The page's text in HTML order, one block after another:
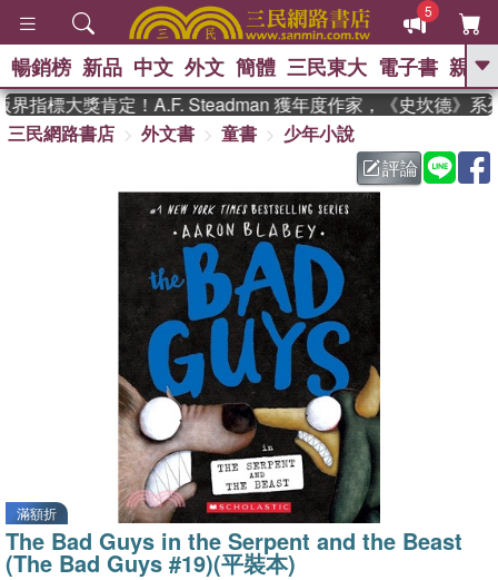
5
GO
熱搜： 東野圭吾 、
父親節 、 如果歷
暑期推薦 、 國際布克
獎 臺灣漫遊錄 、 方念華
登輝時代 、 數學女孩：黎曼猜想
偉大的迷走神經
暢銷榜 新品 中文 外文 簡體 三民東大 電子書 親子
指標大獎肯定！A.F. Steadman 獲年度作家，《史坎德》系列
三民網路書店
外文書 童書
少年小說
評論
滿額折
The Bad Guys in the Serpent and the Beast
(The Bad Guys #19)(平裝本)